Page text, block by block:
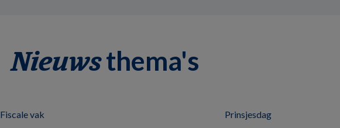
Nieuwsthema's
Fiscale vak Prinsjesdag